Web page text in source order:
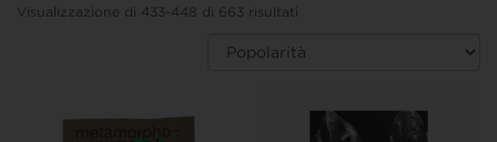
Visualizzazione di 433-448 di 663 risultati